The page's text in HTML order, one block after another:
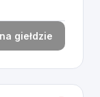
giełdzie